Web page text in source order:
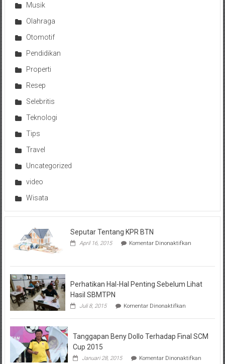
Musik
Olahraga
Otomotif
Pendidikan
Properti
Resep
Selebritis
Teknologi
Tips
Travel
Uncategorized
video
Wisata
Seputar Tentang KPR BTN
April 16, 2015 Komentar Dinonaktifkanpada
KPR
Perhatikan Hal-Hal Penting Sebelum Lihat
Hasil SBMTPN
Juli 8, 2015 Komentar Dinonaktifkanpada
Hal-
Penting
Hasil
Tanggapan Beny Dollo Terhadap Final SCM
Cup 2015
Januari 28, 2015 Komentar Dinonaktifkanpada